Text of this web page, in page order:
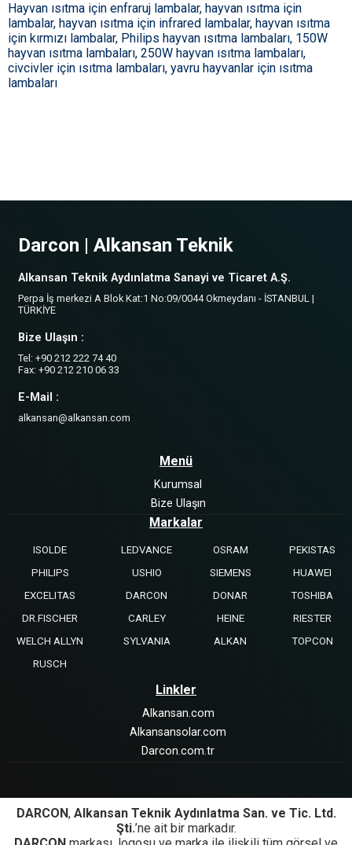
Hayvan ısıtma için enfraruj lambalar, hayvan ısıtma için
lambalar, hayvan ısıtma için infrared lambalar, hayvan ısıtma
için kırmızı lambalar, Philips hayvan ısıtma lambaları, 150W
hayvan ısıtma lambaları, 250W hayvan ısıtma lambaları,
civcivler için ısıtma lambaları, yavru hayvanlar için ısıtma
lambaları
Darcon | Alkansan Teknik
Alkansan Teknik Aydınlatma Sanayi ve Ticaret A.Ş.
Perpa İş merkezi A Blok Kat:1 No:09/0044 Okmeydanı - İSTANBUL |
TÜRKİYE
Bize Ulaşın :
Tel: +90 212 222 74 40
Fax: +90 212 210 06 33
E-Mail :
alkansan@alkansan.com
Menü
Kurumsal
Bize Ulaşın
Markalar
ISOLDE LEDVANCE OSRAM
PEKISTAS
PHILIPS
USHIO SIEMENS
HUAWEI
EXCELITAS
DARCON DONAR
TOSHIBA
DR.FISCHER
CARLEY HEINE
RIESTER
WELCH ALLYN
SYLVANIA ALKAN
TOPCON
RUSCH
Linkler
Alkansan.com
Alkansansolar.com
Darcon.com.tr
DARCON, Alkansan Teknik Aydınlatma San. ve Tic. Ltd.
Şti.’ne ait bir markadır.